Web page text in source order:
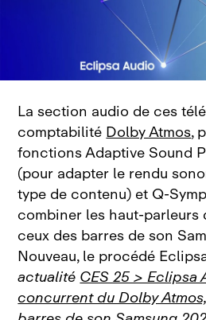
La section audio de ces
comptabilitéDolby Atmos,
fonctions Adaptive Sound
(pour adapter le rendu
type de contenu) et
combiner les haut‑parleurs
ceux des barres de son
Nouveau, le procédé
actualitéCES 25 > Eclipsa
concurrent du Dolby